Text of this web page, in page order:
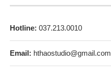
Hotline: 037.213.0010
Email: hthaostudio@gmail.com